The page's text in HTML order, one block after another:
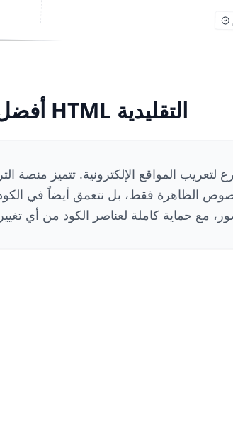
أفضل من ترجمة HTML التقليدية
لتعريب المواقع الإلكترونية. تتميز منصة